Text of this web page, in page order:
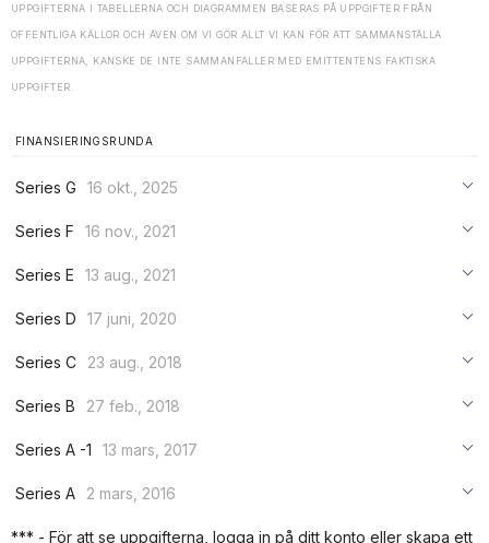
UPPGIFTERNA I TABELLERNA OCH DIAGRAMMEN BASERAS PÅ UPPGIFTER FRÅN
OFFENTLIGA KÄLLOR OCH ÄVEN OM VI GÖR ALLT VI KAN FÖR ATT SAMMANSTÄLLA
UPPGIFTERNA, KANSKE DE INTE SAMMANFALLER MED EMITTENTENS FAKTISKA
UPPGIFTER.
FINANSIERINGSRUNDA
Series G
16 okt., 2025
***
Series F
16 nov., 2021
***
Series E
13 aug., 2021
***
Series D
17 juni, 2020
***
Series C
23 aug., 2018
***
Series B
27 feb., 2018
***
Series A -1
13 mars, 2017
***
Series A
2 mars, 2016
***
*** - För att se uppgifterna, logga in på ditt konto eller skapa ett